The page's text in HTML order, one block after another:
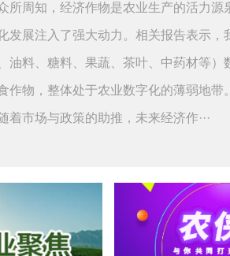
所周知，经济作物是农业生产的活力源
发展注入了强大动力。相关报告表示，
油料、糖料、果蔬、茶叶、中药材等）
作物，整体处于农业数字化的薄弱地带
着市场与政策的助推，未来经济作···